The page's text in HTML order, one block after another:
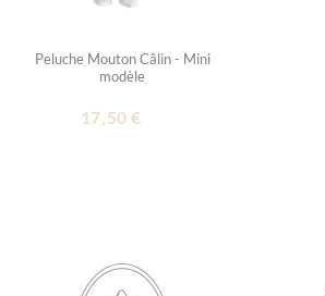
Peluche Mouton Câlin - Mini
modèle
17,50 €